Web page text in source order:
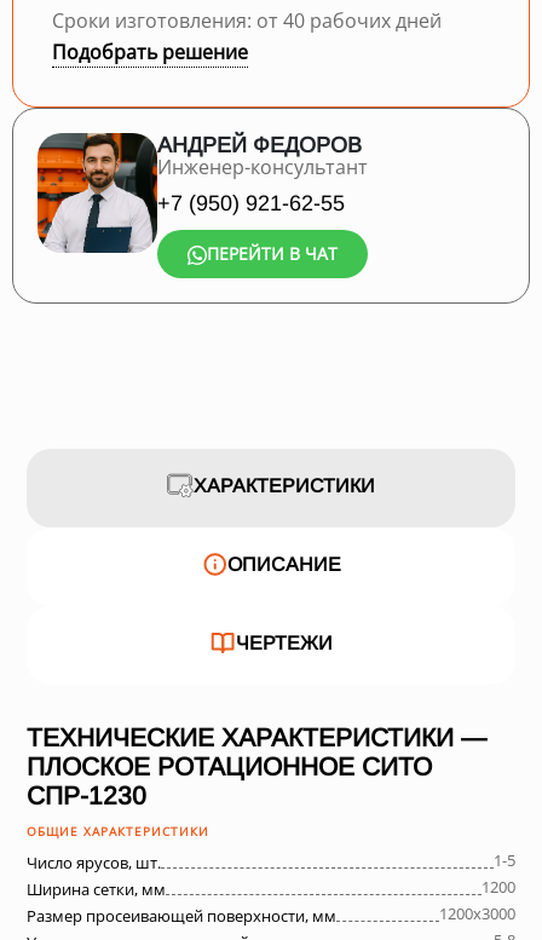
Сроки изготовления: от 40 рабочих дней
Подобрать решение
АНДРЕЙ ФЕДОРОВ
Инженер-консультант
+7 (950) 921-62-55
ПЕРЕЙТИ В ЧАТ
ХАРАКТЕРИСТИКИ
ОПИСАНИЕ
ЧЕРТЕЖИ
ТЕХНИЧЕСКИЕ ХАРАКТЕРИСТИКИ —
ПЛОСКОЕ РОТАЦИОННОЕ СИТО
СПР-1230
ОБЩИЕ ХАРАКТЕРИСТИКИ
Число ярусов, шт.
1-5
Ширина сетки, мм
1200
Размер просеивающей поверхности, мм
1200х3000